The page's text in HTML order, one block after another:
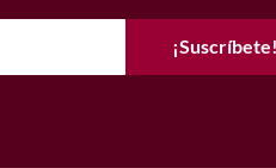
¡Suscríbete!